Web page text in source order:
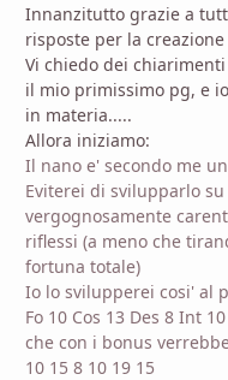
Innanzitutto grazie a
risposte per la
Vi chiedo dei
il mio primissimo pg, e
in materia.....
Allora iniziamo:
Il nano e' secondo me
Eviterei di svilupparlo
vergognosamente
riflessi (a meno che
fortuna totale)
Io lo svilupperei cosi' al
Fo 10 Cos 13 Des 8 Int
che con i bonus
10 15 8 10 19 15